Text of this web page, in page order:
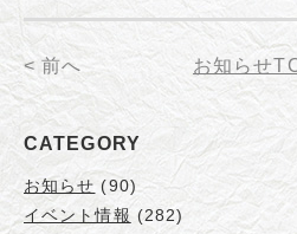
< 前へ お知らせ
CATEGORY
お知らせ (90)
イベント情報 (282)